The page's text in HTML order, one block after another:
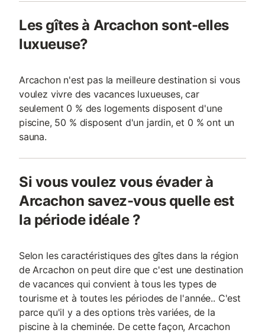
Les gîtes à Arcachon sont-elles
luxueuse?
Arcachon n'est pas la meilleure destination si vous
voulez vivre des vacances luxueuses, car
seulement 0 % des logements disposent d'une
piscine, 50 % disposent d'un jardin, et 0 % ont un
sauna.
Si vous voulez vous évader à
Arcachon savez-vous quelle est
la période idéale ?
Selon les caractéristiques des gîtes dans la région
de Arcachon on peut dire que c'est une destination
de vacances qui convient à tous les types de
tourisme et à toutes les périodes de l'année.. C'est
parce qu'il y a des options très variées, de la
piscine à la cheminée. De cette façon, Arcachon